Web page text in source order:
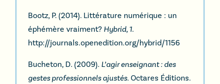
Bootz, P. (2014). Littérature numérique : un
éphémère vraiment? Hybrid, 1.
http://journals.openedition.org/hybrid/1156
Bucheton, D. (2009). L’agir enseignant : des
gestes professionnels ajustés. Octares Éditions.